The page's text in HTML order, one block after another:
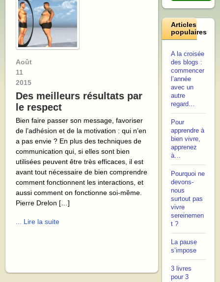
Août
11
2015
Des meilleurs résultats par
le respect
Bien faire passer son message, favoriser
de l’adhésion et de la motivation : qui n’en
a pas envie ? En plus des techniques de
communication qui, si elles sont bien
utilisées peuvent être très efficaces, il est
avant tout nécessaire de bien comprendre
comment fonctionnent les interactions, et
aussi comment on fonctionne soi-même.
Pierre Drelon […]
... Lire la suite
Articles
populaires
A la croisée
des blogs :
commencer
l’année
avec un
autre
regard…
Pour
apprendre à
bien vivre,
apprenez
à…
Pourquoi ne
devons-
nous
surtout pas
vivre
sereinemen
t ?
La pause
s’impose
3 livres
pour 3